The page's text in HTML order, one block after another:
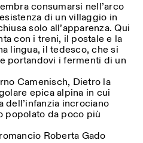
consumarsi nell’arco
di un villaggio in
solo all’apparenza. Qui
con i treni, il postale e la
lingua, il tedesco, che si
portandovi i fermenti di un
Camenisch, Dietro la
epica alpina in cui
dell’infanzia incrociano
popolato da poco più
Roberta Gado